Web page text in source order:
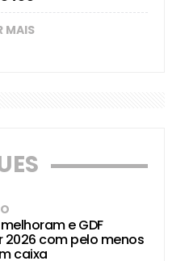
MAIS
e GDF
com pelo menos
caixa